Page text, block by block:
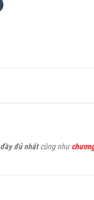
đầy đủ nhấtcũng như